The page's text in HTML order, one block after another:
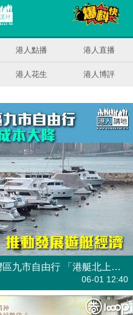
港人點播 港人直播
港人花生 港人博評
【遊艇經濟】港澳遊艇獲准大灣區九市自由行 「港艇北上」門檻及成本大降
06-01 12:40